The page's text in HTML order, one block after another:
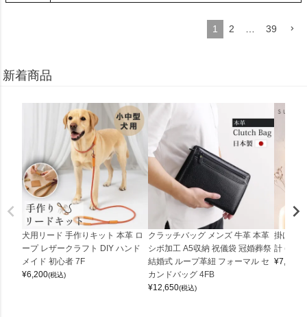
1 2 39
新着商品
犬用リード 手作りキット 本革 ロ
ープ レザークラフト DIY ハンド
メイド 初心者 7F
¥6,200(税込)
クラッチバッグ メンズ 牛革 本革
シボ加工 A5収納 祝儀袋 冠婚葬祭
結婚式 ループ革紐 フォーマル セ
カンドバッグ 4FB
¥12,650(税込)
掛け時
計
¥7,150